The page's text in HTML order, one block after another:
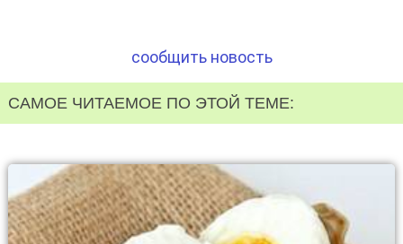
сообщить новость
САМОЕ ЧИТАЕМОЕ ПО ЭТОЙ ТЕМЕ: